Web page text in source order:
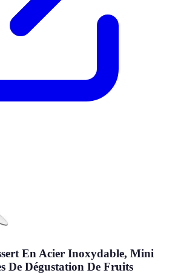
En Acier Inoxydable, Mini
De Dégustation De Fruits